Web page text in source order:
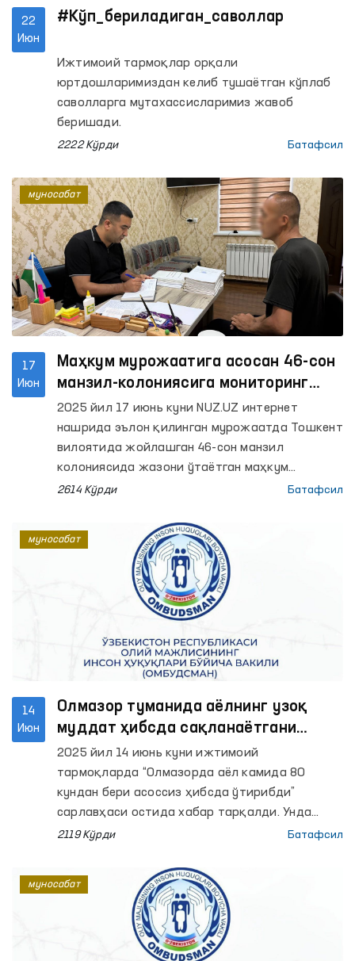
22
Июн
#Кўп_бериладиган_саволлар
Ижтимоий тармоқлар орқали
юртдошларимиздан келиб тушаётган кўплаб
саволларга мутахассисларимиз жавоб
беришади.
2222 Кўрди Батафсил
17
Июн
Маҳкум мурожаатига асосан 46-сон
манзил-колониясига мониторинг
ташрифи амалга оширилди
2025 йил 17 июнь куни NUZ.UZ интернет
нашрида эълон қилинган мурожаатда Тошкент
вилоятида жойлашган 46-сон манзил
колониясида жазони ўтаётган маҳкум
томонидан муассаса шароити, меҳнатга жалб
билан таъминлаш, муомала маданияти ва
жазо муддатига таъсир қилиш билан боғлиқ
ҳолатлар баён этилган.
2614 Кўрди Батафсил
муносабат
14
Июн
Олмазор туманида аёлнинг узоқ
муддат ҳибсда сақланаётгани
бўйича тарқалган хабарга
Омбудсман муносабати
2025 йил 14 июнь куни ижтимоий
тармоқларда “Олмазорда аёл камида 80
кундан бери асоссиз ҳибсда ўтирибди”
сарлавҳаси остида хабар тарқалди. Унда
фуқаро Н.Давранова Тошкент шаҳар Олмазор
органлари томонидан узоқ муддат ҳибсда
сақланаётгани қайд этилган.
2119 Кўрди Батафсил
муносабат
муносабат